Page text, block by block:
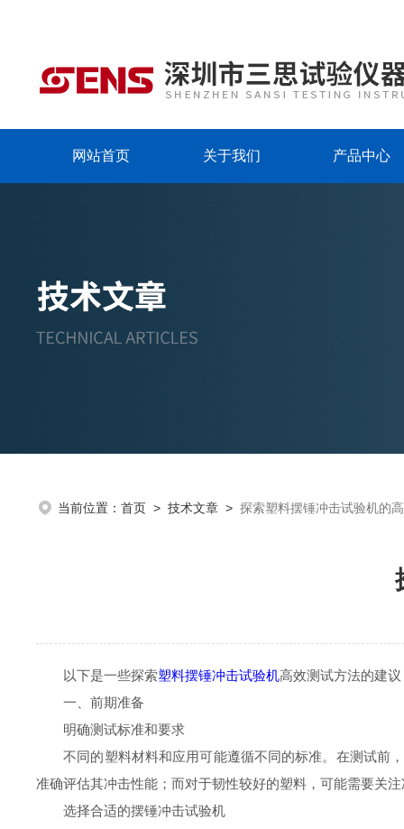
网站首页 关于我们 产品中心
当前位置： 首页 > 技术文章 > 探索塑料摆锤冲击试验机的
以下是一些探索塑料摆锤冲击试验机高效测试方法的建议
一、前期准备
明确测试标准和要求
不同的塑料材料和应用可能遵循不同的标准。在测试前，
准确评估其冲击性能；而对于韧性较好的塑料，可能需要关
选择合适的摆锤冲击试验机